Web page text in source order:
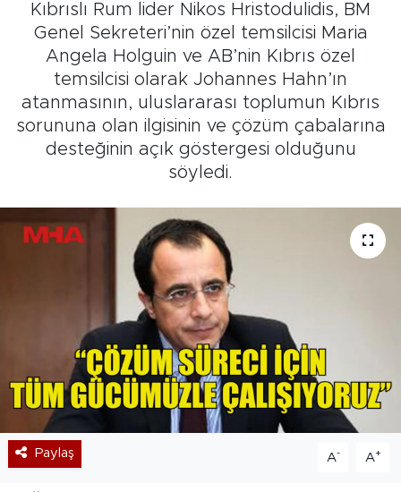
Kıbrıslı Rum lider Nikos Hristodulidis, BM
Genel Sekreteri’nin özel temsilcisi Maria
Angela Holguin ve AB’nin Kıbrıs özel
temsilcisi olarak Johannes Hahn’ın
atanmasının, uluslararası toplumun Kıbrıs
sorununa olan ilgisinin ve çözüm çabalarına
desteğinin açık göstergesi olduğunu
söyledi.
Paylaş A- A+